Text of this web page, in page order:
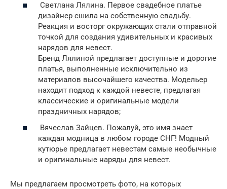
Светлана Лялина. Первое свадебное платье
дизайнер сшила на собственную свадьбу.
Реакция и восторг окружающих стали отправной
точкой для создания удивительных и красивых
нарядов для невест.
Бренд Лялиной предлагает доступные и дорогие
платья, выполненные исключительно из
материалов высочайшего качества. Модельер
находит подход к каждой невесте, предлагая
классические и оригинальные модели
праздничных нарядов;
Вячеслав Зайцев. Пожалуй, это имя знает
каждая модница в любом городе СНГ! Модный
кутюрье предлагает невестам самые необычные
и оригинальные наряды для невест.
Мы предлагаем просмотреть фото, на которых